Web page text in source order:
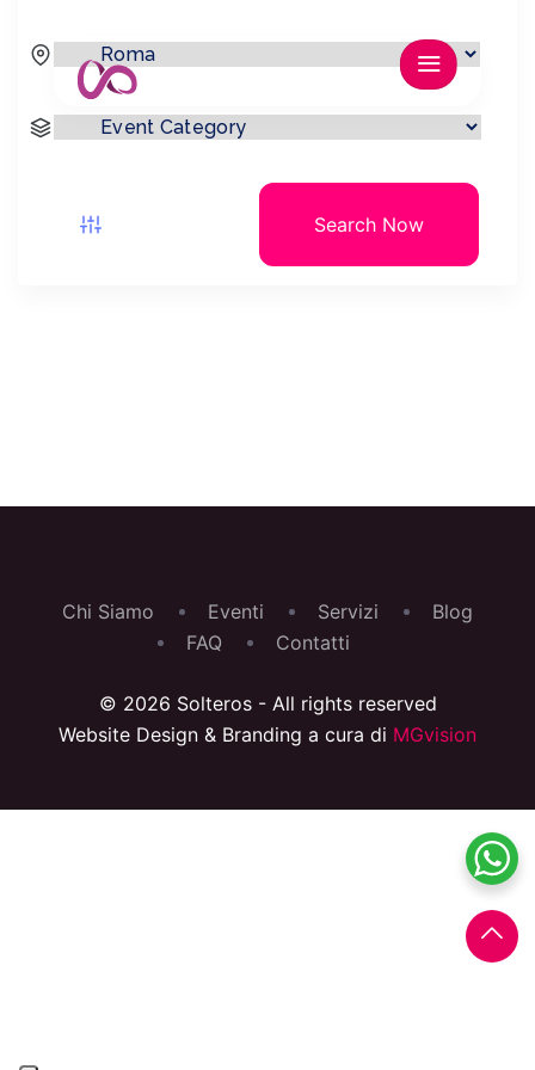
Search Now
Chi Siamo Eventi Servizi
Blog
FAQ
Contatti
© 2026 Solteros - All rights reserved
Website Design & Branding a cura di MGvision